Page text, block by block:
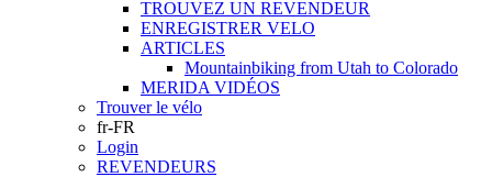
TROUVEZ UN REVENDEUR
ENREGISTRER VELO
ARTICLES
Mountainbiking from Utah to Colorado
MERIDA VIDÉOS
Trouver le vélo
fr-FR
Login
REVENDEURS